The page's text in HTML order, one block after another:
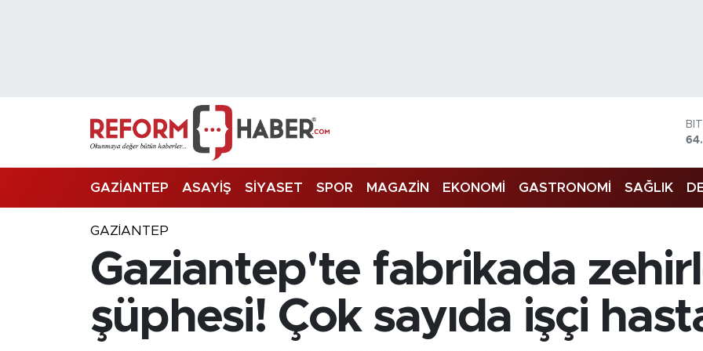
GAZİANTEP ASAYİŞ SİYASET SPOR MAGAZİN EKONOMİ GASTRONOMİ SAĞLIK
GAZIANTEP
Gaziantep'te fabrikada
şüphesi! Çok sayıda işçi
Trafik Durumu
Süper Lig Puan Durumu ve Fikstür
Son Dakika Haberleri
Haber Arşivi